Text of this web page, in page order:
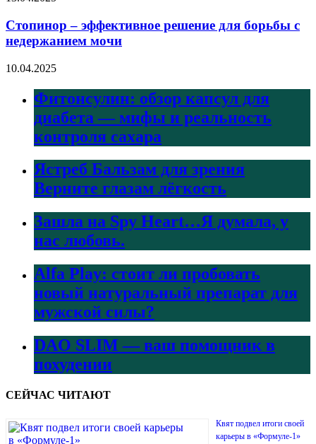
Стопинор – эффективное решение для борьбы с
недержанием мочи
10.04.2025
Фитонсулин: обзор капсул для
диабета — мифы и реальность
контроля сахара
Ястреб Бальзам для зрения
Верните глазам лёгкость
Зашла на Spy Heart…Я думала, у
нас любовь.
Alfa Play: стоит ли пробовать
новый натуральный препарат для
мужской силы?
DAO SLIM — ваш помощник в
похудении
СЕЙЧАС ЧИТАЮТ
Квят подвел итоги своей
карьеры в «Формуле-1»